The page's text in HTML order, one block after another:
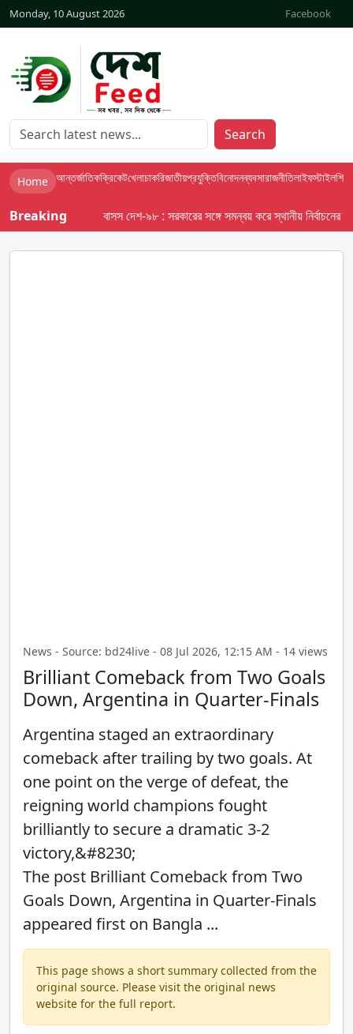
Monday, 10 August 2026 Facebook
Search
Home আন্তর্জাতিকক্রিকেটখেলাচাকরিজাতীয়প্রযুক্তিবিনোদনব্যবসারাজনীতিলাইফস্টাইলশিক্ষা
Breaking বাসস দেশ-৯৮ : সরকারের সঙ্গে সমন্বয় করে স্থানীয় নির্বাচনের
News - Source: bd24live - 08 Jul 2026, 12:15 AM - 14 views
Brilliant Comeback from Two Goals
Down, Argentina in Quarter-Finals
Argentina staged an extraordinary
comeback after trailing by two goals. At
one point on the verge of defeat, the
reigning world champions fought
brilliantly to secure a dramatic 3-2
victory,&#8230;
The post Brilliant Comeback from Two
Goals Down, Argentina in Quarter-Finals
appeared first on Bangla ...
This page shows a short summary collected from the
original source. Please visit the original news
website for the full report.